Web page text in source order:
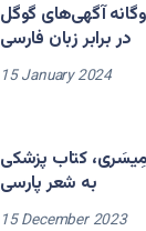
آگهی‌های گوگل
در برابر زبان فارسی
15 January 2024
کتاب پزشکی
به شعر پارسی
15 December 2023